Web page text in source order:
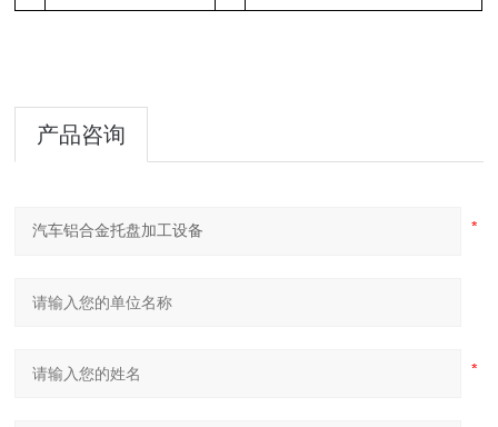
产品咨询